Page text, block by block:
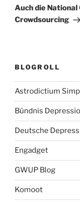
Beitrag
Auch die
Crowdsourcing
BLOGROLL
Astrodictium
Bündnis
Deutsche
Engadget
GWUP Blog
Komoot